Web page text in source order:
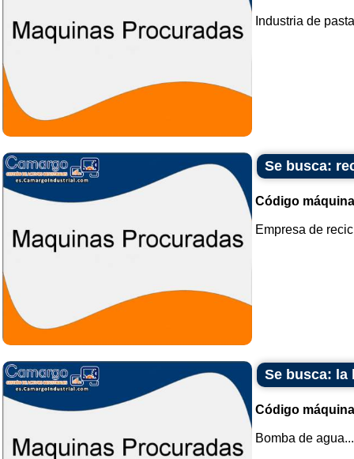
Industria de
Se busca:
Código
Empresa de
Se busca: la
Código
Bomba de